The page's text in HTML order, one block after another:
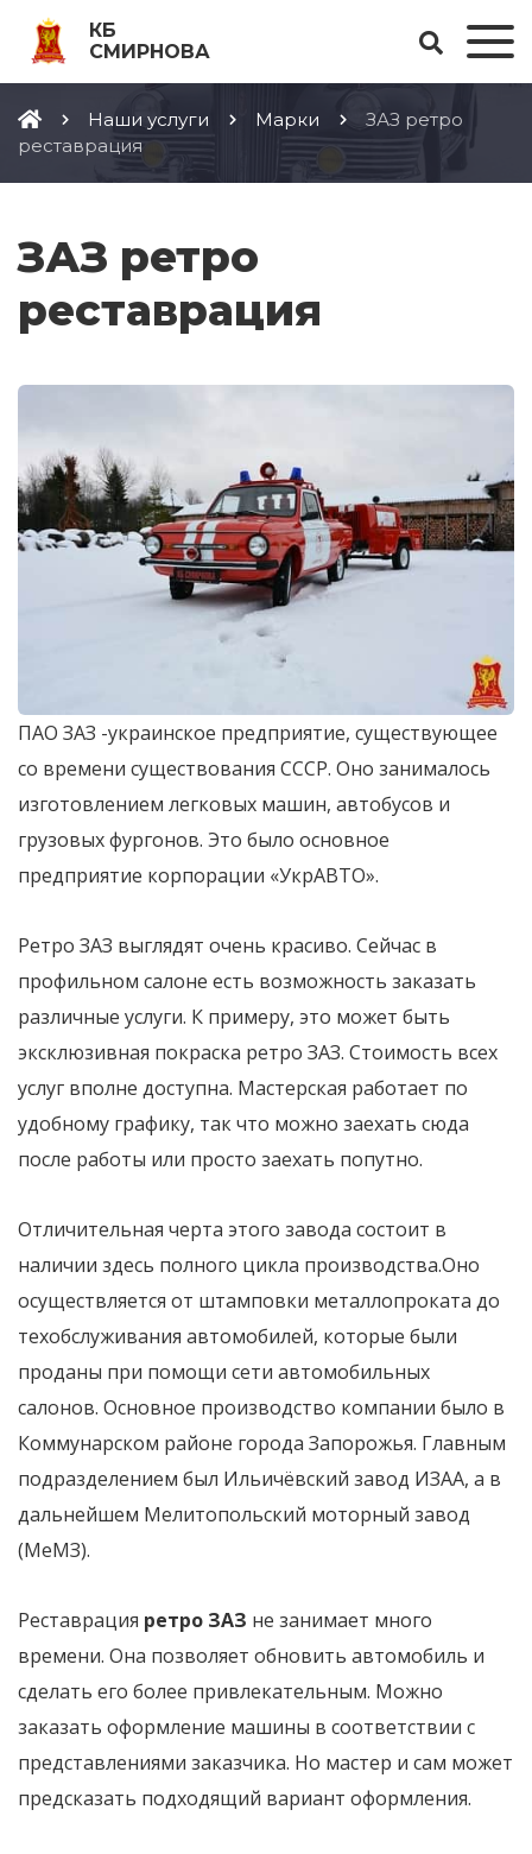
КБ
СМИРНОВА
Наши услуги Марки
ЗАЗ ретро
реставрация
ЗАЗ ретро
реставрация
ПАО ЗАЗ -украинское предприятие, существующее
со времени существования СССР. Оно занималось
изготовлением легковых машин, автобусов и
грузовых фургонов. Это было основное
предприятие корпорации «УкрАВТО».
Ретро ЗАЗ выглядят очень красиво. Сейчас в
профильном салоне есть возможность заказать
различные услуги. К примеру, это может быть
эксклюзивная покраска ретро ЗАЗ. Стоимость всех
услуг вполне доступна. Мастерская работает по
удобному графику, так что можно заехать сюда
после работы или просто заехать попутно.
Отличительная черта этого завода состоит в
наличии здесь полного цикла производства.Оно
осуществляется от штамповки металлопроката до
техобслуживания автомобилей, которые были
проданы при помощи сети автомобильных
салонов. Основное производство компании было в
Коммунарском районе города Запорожья. Главным
подразделением был Ильичёвский завод ИЗАА, а в
дальнейшем Мелитопольский моторный завод
(МеМЗ).
Реставрация ретро ЗАЗ не занимает много
времени. Она позволяет обновить автомобиль и
сделать его более привлекательным. Можно
заказать оформление машины в соответствии с
представлениями заказчика. Но мастер и сам может
предсказать подходящий вариант оформления.